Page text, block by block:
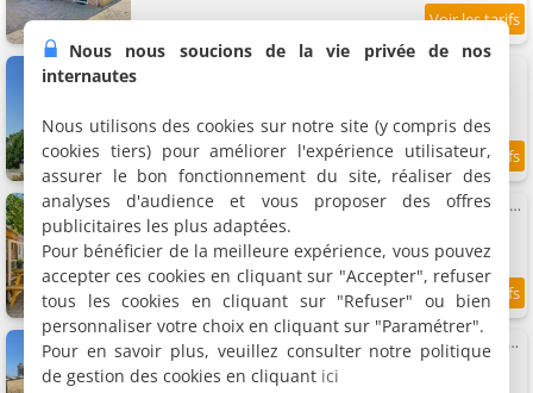
Appartement Abbestederweg Callantsoog
7.7 km 9.4/10
Tiny House In Ons Tuintje - Callantsoog aan Zee
Chalet, 15 m²
2 personnes, 1 chambre, 1 salle de bains
7.7 km 9.5/10
Bungalow Sunny, lekker uitwaaien op het strand!
Maison de vacances, 75 m²
6 personnes, 3 chambres, 1 salle de bains
Nous nous soucions de la vie privée de nos
internautes
Nous utilisons des cookies sur notre site (y compris des
cookies tiers) pour améliorer l'expérience utilisateur,
assurer le bon fonctionnement du site, réaliser des
analyses d'audience et vous proposer des offres
publicitaires les plus adaptées.
Pour bénéficier de la meilleure expérience, vous pouvez
accepter ces cookies en cliquant sur "Accepter", refuser
tous les cookies en cliquant sur "Refuser" ou bien
personnaliser votre choix en cliquant sur "Paramétrer".
Pour en savoir plus, veuillez consulter notre politique
de gestion des cookies en cliquant ici